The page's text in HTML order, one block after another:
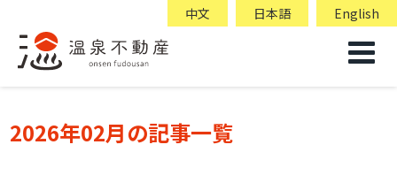
中文 日本語 English
2026年02月の記事一覧